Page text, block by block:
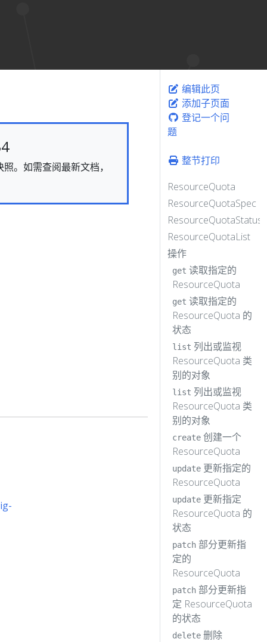
。如需查阅最新文档，
编辑此页
添加子页面
登记一个问
题
整节打印
ResourceQuota
ResourceQuotaSpec
ResourceQuotaStatus
ResourceQuotaList
操作
get 读取指定的
ResourceQuota
get 读取指定的
ResourceQuota 的
状态
list 列出或监视
ResourceQuota 类
别的对象
list 列出或监视
ResourceQuota 类
别的对象
create 创建一个
ResourceQuota
update 更新指定的
ResourceQuota
update 更新指定
ResourceQuota 的
状态
patch 部分更新指
定的
ResourceQuota
patch 部分更新指
定 ResourceQuota
的状态
delete 删除